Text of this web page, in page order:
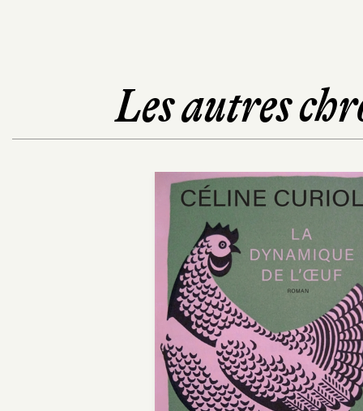
Les autres